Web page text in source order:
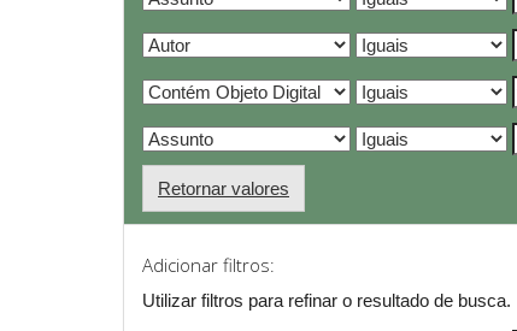
Retornar valores
Adicionar filtros:
Utilizar filtros para refinar o resultado de busca.